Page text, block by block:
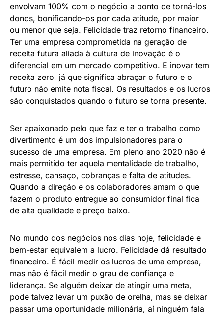
envolvam 100% com o negócio a ponto de torná-los
donos, bonificando-os por cada atitude, por maior
ou menor que seja. Felicidade traz retorno financeiro.
Ter uma empresa comprometida na geração de
receita futura aliada à cultura de inovação é o
diferencial em um mercado competitivo. E inovar tem
receita zero, já que significa abraçar o futuro e o
futuro não emite nota fiscal. Os resultados e os lucros
são conquistados quando o futuro se torna presente.
Ser apaixonado pelo que faz e ter o trabalho como
divertimento é um dos impulsionadores para o
sucesso de uma empresa. Em pleno ano 2020 não é
mais permitido ter aquela mentalidade de trabalho,
estresse, cansaço, cobranças e falta de atitudes.
Quando a direção e os colaboradores amam o que
fazem o produto entregue ao consumidor final fica
de alta qualidade e preço baixo.
No mundo dos negócios nos dias hoje, felicidade e
bem-estar equivalem a lucro. Felicidade dá resultado
financeiro. É fácil medir os lucros de uma empresa,
mas não é fácil medir o grau de confiança e
liderança. Se alguém deixar de atingir uma meta,
pode talvez levar um puxão de orelha, mas se deixar
passar uma oportunidade milionária, aí ninguém fala